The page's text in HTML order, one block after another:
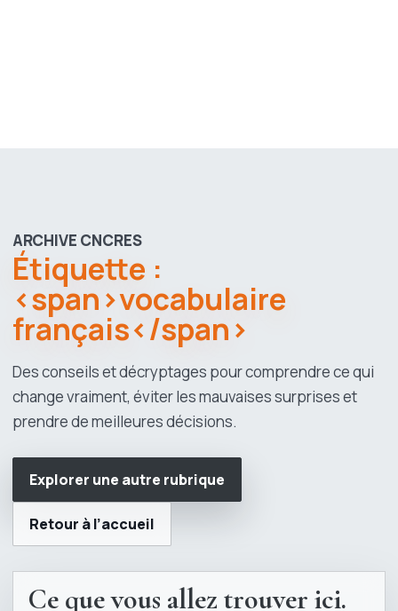
ARCHIVE CNCRES
Étiquette :
<span>vocabulaire
français</span>
Des conseils et décryptages pour comprendre ce qui
change vraiment, éviter les mauvaises surprises et
prendre de meilleures décisions.
Explorer une autre rubrique
Retour à l’accueil
Ce que vous allez trouver ici.